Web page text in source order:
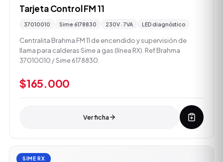
Tarjeta Control FM 11
37010010 Sime 6178830 230V · 7VA LED diagnóstico
Centralita Brahma FM 11 de encendido y supervisión de
llama para calderas Sime a gas (línea RX). Ref Brahma
37010010 / Sime 6178830.
$165.000
Ver ficha
SIME RX